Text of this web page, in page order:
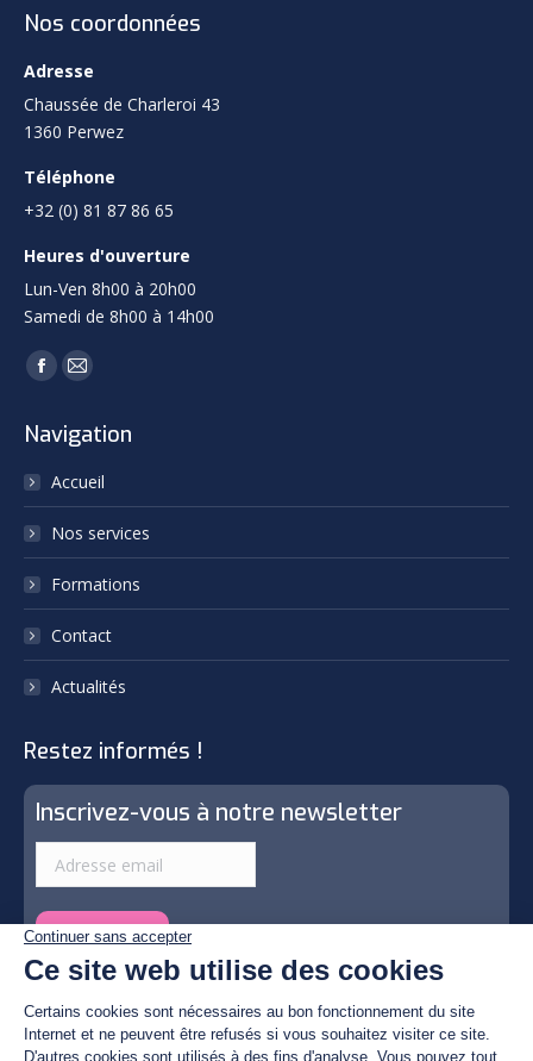
Nos coordonnées
Adresse
Chaussée de Charleroi 43
1360 Perwez
Téléphone
+32 (0) 81 87 86 65
Heures d'ouverture
Lun-Ven 8h00 à 20h00
Samedi de 8h00 à 14h00
Trouvez nous sur :
Facebook
opens
in
new
window
Mail
opens
new
window
Navigation
Accueil
Nos services
Formations
Contact
Actualités
Restez informés !
Inscrivez-vous à notre newsletter
© By Poush | Photos by © Christian Fulster, Tous droits